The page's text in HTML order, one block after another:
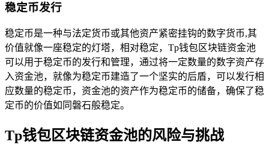
稳定币发行
稳定币是一种与法定货币或其他资产紧密挂钩的数字货币,其
价值就像一座稳定的灯塔，相对稳定，Tp钱包区块链资金池
可以用于稳定币的发行和管理，通过将一定数量的数字资产存
入资金池，就像为稳定币建造了一个坚实的后盾，可以发行相
应数量的稳定币，资金池的资产作为稳定币的储备，确保了稳
定币的价值如同磐石般稳定。
Tp钱包区块链资金池的风险与挑战